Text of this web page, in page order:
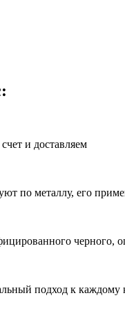
и доставляем
по металлу, его
черного,
подход к каждому